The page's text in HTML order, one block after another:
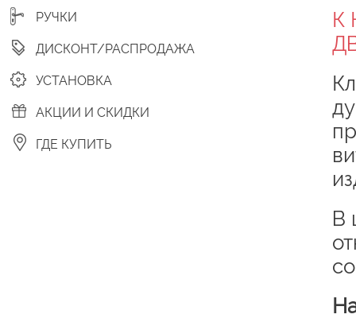
РУЧКИ
ДИСКОНТ/РАСПРОДАЖА
УСТАНОВКА
АКЦИИ И СКИДКИ
ГДЕ КУПИТЬ
К
В